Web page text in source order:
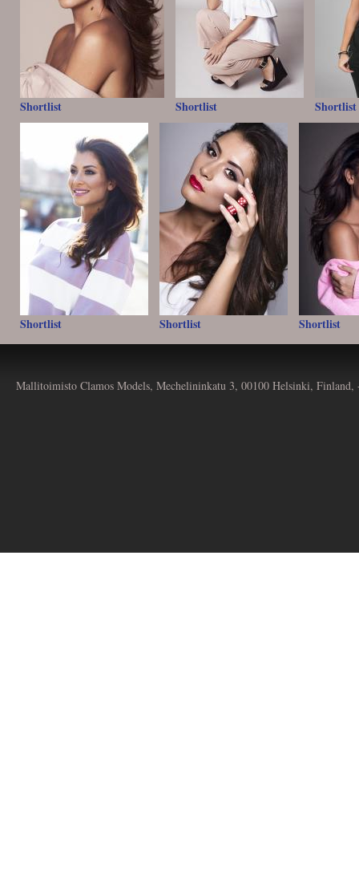
Shortlist Shortlist Shortlist
Shortlist Shortlist Shortlist
Mallitoimisto Clamos Models, Mechelininkatu 3, 00100 Helsinki,